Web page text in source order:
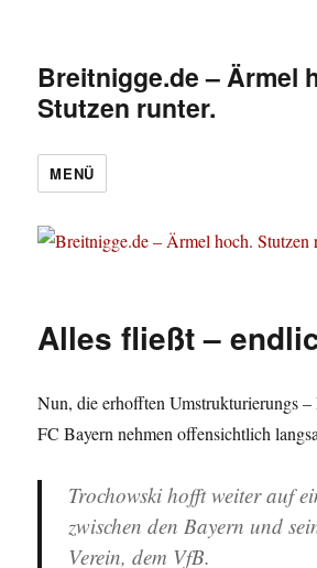
Breitnigge.de – Ärmel
Stutzen runter.
MENÜ
Alles fließt –
Nun, die erhofften Umstrukturierungs
FC Bayern nehmen offensichtlich
Trochowski hofft weiter auf
zwischen den Bayern und
Verein, dem VfB.